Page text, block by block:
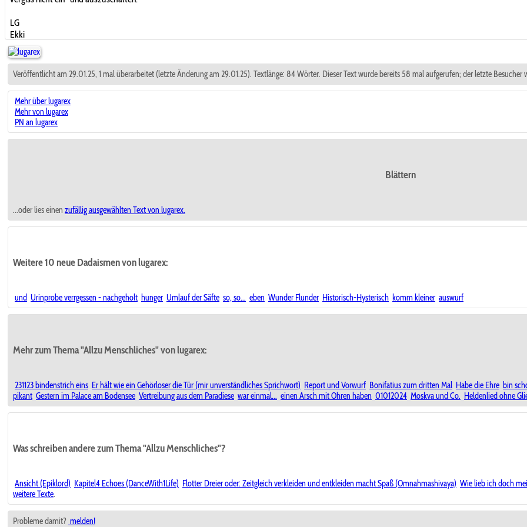
LG
Ekki
Veröffentlicht am 29.01.25, 1 mal überarbeitet (letzte Änderung am 29.01.25). Textlänge: 84 Wörter. Dieser Text wurde bereits 58 mal aufgerufen; der letzte Besucher
Mehr über lugarex
Mehr von lugarex
PN an lugarex
Blättern
...oder lies einen zufällig ausgewählten Text von lugarex.
Weitere 10 neue Dadaismen von lugarex:
und Urinprobe verrgessen - nachgeholt hunger Umlauf der Säfte so, so... eben Wunder Flunder Historisch-Hysterisch komm kleiner auswurf
Mehr zum Thema "Allzu Menschliches" von lugarex:
231123 bindenstrich eins Er hält wie ein Gehörloser die Tür (mir unverständliches Sprichwort) Report und Vorwurf Bonifatius zum dritten Mal Habe die Ehre bin
pikant Gestern im Palace am Bodensee Vertreibung aus dem Paradiese war einmal... einen Arsch mit Ohren haben 01012024 Moskva und Co. Heldenlied ohne
Was schreiben andere zum Thema "Allzu Menschliches"?
Ansicht (Epiklord) Kapitel4 Echoes (DanceWith1Life) Flotter Dreier oder: Zeitgleich verkleiden und entkleiden macht Spaß (Omnahmashivaya) Wie lieb ich doch
weitere Texte.
Probleme damit? melden!